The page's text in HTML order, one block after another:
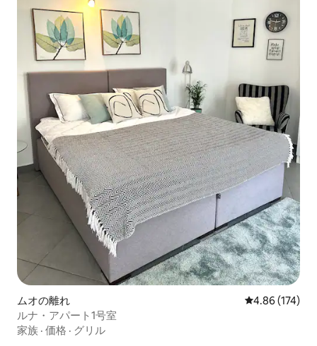
ムオの離れ レビュー174
4.86 (174)
ルナ・アパート1号室
家族 · 価格 · グリル